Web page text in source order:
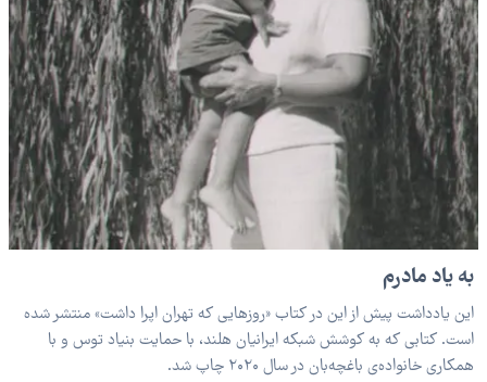
به یاد مادرم
این یادداشت پیش از این در کتاب «روزهایی که تهران اپرا داشت» منتشر شده
است. کتابی که به کوشش شبکه ایرانیان هلند، با حمایت بنیاد توس و با
همکاری خانواده‌ی باغچه‌بان در سال ۲۰۲۰ چاپ شد.